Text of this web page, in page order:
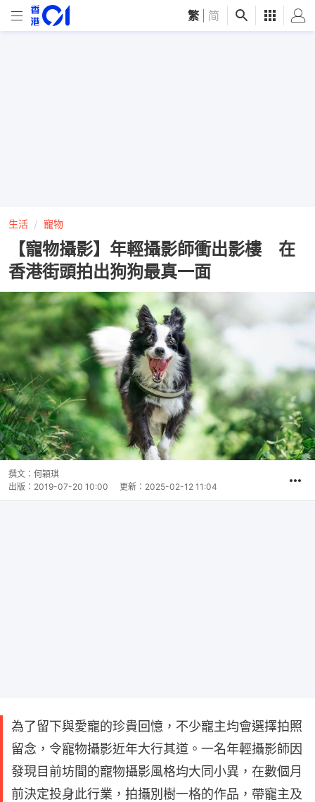
繁 简
生活 寵物
【寵物攝影】年輕攝影師衝出影樓 在
香港街頭拍出狗狗最真一面
撰文： 何穎琪
出版： 2019-07-20 10:00 更新： 2025-02-12 11:04
為了留下與愛寵的珍貴回憶，不少寵主均會選擇拍照
留念，令寵物攝影近年大行其道。一名年輕攝影師因
發現目前坊間的寵物攝影風格均大同小異，在數個月
前決定投身此行業，拍攝別樹一格的作品，帶寵主及